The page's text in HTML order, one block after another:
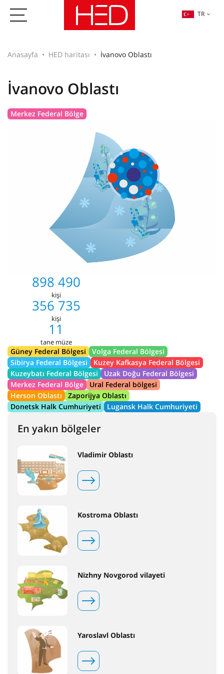
TR
Anasayfa HED haritası İvanovo Oblastı
İvanovo Oblastı
Merkez Federal Bölge
898 490
kişi
356 735
kişi
11
tane müze
Güney Federal Bölgesi
Volga Federal Bölgesi
Sibirya Federal Bölgesi
Kuzey Kafkasya Federal Bölgesi
Kuzeybatı Federal Bölgesi
Uzak Doğu Federal Bölgesi
Merkez Federal Bölge
Ural Federal bölgesi
Herson Oblastı
Zaporijya Oblastı
Donetsk Halk Cumhuriyeti
Lugansk Halk Cumhuriyeti
En yakın bölgeler
Vladimir Oblastı
Kostroma Oblastı
Nizhny Novgorod vilayeti
Yaroslavl Oblastı